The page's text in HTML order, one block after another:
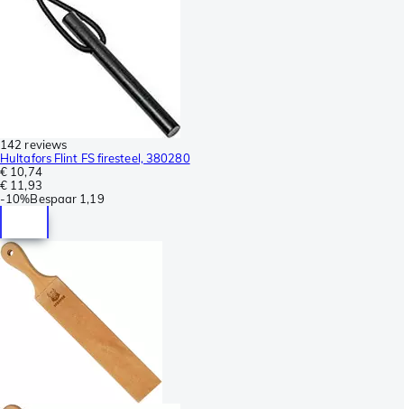
142 reviews
Hultafors Flint FS firesteel, 380280
€ 10,74
€ 11,93
-10%Bespaar 1,19